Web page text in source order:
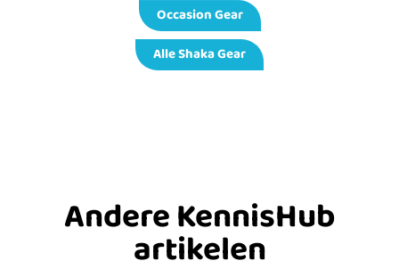
Occasion Gear
Alle Shaka Gear
Andere KennisHub
artikelen